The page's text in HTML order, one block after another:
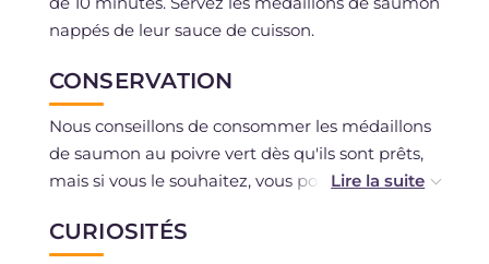
nappés de leur sauce de cuisson.
CONSERVATION
Nous conseillons de consommer les médaillons
de saumon au poivre vert dès qu'ils sont prêts,
mais si vous le souhaitez, vous pouvez les
maximum, dans un contenant hermétique.
CURIOSITÉS